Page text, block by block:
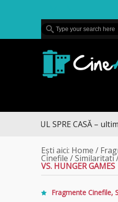
DRUMUL SPRE CASĂ –
Ești aici: Home /
Cinefile /Similaritati
VS. HUNGER GAMES
Fragmente Cinefile,